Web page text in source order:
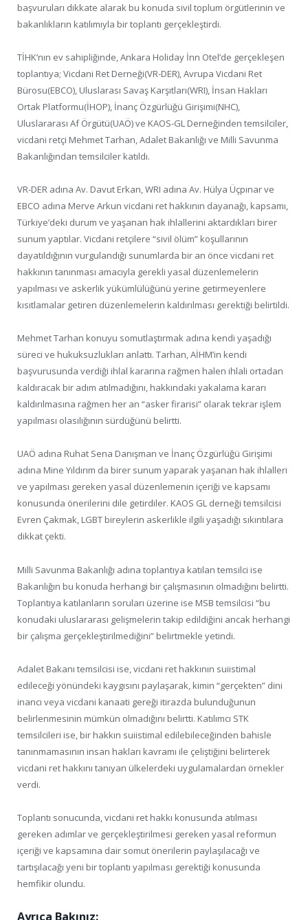
başvuruları dikkate alarak bu konuda sivil toplum örgütlerinin ve
bakanlıkların katılımıyla bir toplantı gerçekleştirdi.
TİHK’nın ev sahipliğinde, Ankara Holiday İnn Otel’de gerçekleşen
toplantıya; Vicdani Ret Derneği(VR-DER), Avrupa Vicdani Ret
Bürosu(EBCO), Uluslarası Savaş Karşıtları(WRI), İnsan Hakları
Ortak Platformu(İHOP), İnanç Özgürlüğü Girişimi(NHC),
Uluslararası Af Örgütü(UAÖ) ve KAOS-GL Derneğinden temsilciler,
vicdani retçi Mehmet Tarhan, Adalet Bakanlığı ve Milli Savunma
Bakanlığından temsilciler katıldı.
VR-DER adına Av. Davut Erkan, WRI adına Av. Hülya Üçpınar ve
EBCO adına Merve Arkun vicdani ret hakkının dayanağı, kapsamı,
Türkiye’deki durum ve yaşanan hak ihlallerini aktardıkları birer
sunum yaptılar. Vicdani retçilere “sivil ölüm” koşullarının
dayatıldığının vurgulandığı sunumlarda bir an önce vicdani ret
hakkının tanınması amacıyla gerekli yasal düzenlemelerin
yapılması ve askerlik yükümlülüğünü yerine getirmeyenlere
kısıtlamalar getiren düzenlemelerin kaldırılması gerektiği belirtildi.
Mehmet Tarhan konuyu somutlaştırmak adına kendi yaşadığı
süreci ve hukuksuzlukları anlattı. Tarhan, AİHM’in kendi
başvurusunda verdiği ihlal kararına rağmen halen ihlali ortadan
kaldıracak bir adım atılmadığını, hakkındaki yakalama kararı
kaldırılmasına rağmen her an “asker firarisi” olarak tekrar işlem
yapılması olasılığının sürdüğünü belirtti.
UAÖ adına Ruhat Sena Danışman ve İnanç Özgürlüğü Girişimi
adına Mine Yıldırım da birer sunum yaparak yaşanan hak ihlalleri
ve yapılması gereken yasal düzenlemenin içeriği ve kapsamı
konusunda önerilerini dile getirdiler. KAOS GL derneği temsilcisi
Evren Çakmak, LGBT bireylerin askerlikle ilgili yaşadığı sıkıntılara
dikkat çekti.
Milli Savunma Bakanlığı adına toplantıya katılan temsilci ise
Bakanlığın bu konuda herhangi bir çalışmasının olmadığını belirtti.
Toplantıya katılanların soruları üzerine ise MSB temsilcisi “bu
konudaki uluslararası gelişmelerin takip edildiğini ancak herhangi
bir çalışma gerçekleştirilmediğini” belirtmekle yetindi.
Adalet Bakanı temsilcisi ise, vicdani ret hakkının suiistimal
edileceği yönündeki kaygısını paylaşarak, kimin “gerçekten” dini
inancı veya vicdani kanaati gereği itirazda bulunduğunun
belirlenmesinin mümkün olmadığını belirtti. Katılımcı STK
temsilcileri ise, bir hakkın suiistimal edilebileceğinden bahisle
tanınmamasının insan hakları kavramı ile çeliştiğini belirterek
vicdani ret hakkını tanıyan ülkelerdeki uygulamalardan örnekler
verdi.
Toplantı sonucunda, vicdani ret hakkı konusunda atılması
gereken adımlar ve gerçekleştirilmesi gereken yasal reformun
içeriği ve kapsamına dair somut önerilerin paylaşılacağı ve
tartışılacağı yeni bir toplantı yapılması gerektiği konusunda
hemfikir olundu.
Ayrıca Bakınız: